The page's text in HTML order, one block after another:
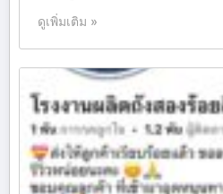
ดูเพิ่มเติม »